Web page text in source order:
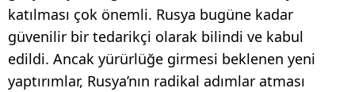
katılması çok önemli. Rusya bugüne kadar
güvenilir bir tedarikçi olarak bilindi ve kabul
edildi. Ancak yürürlüğe girmesi beklenen yeni
yaptırımlar, Rusya’nın radikal adımlar atması